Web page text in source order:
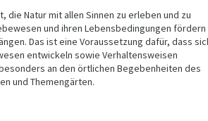
die Natur mit allen Sinnen zu erleben und zu
und ihren Lebensbedingungen fördern
Das ist eine Voraussetzung dafür, dass
entwickeln sowie Verhaltensweisen
an den örtlichen Begebenheiten des
und Themengärten.